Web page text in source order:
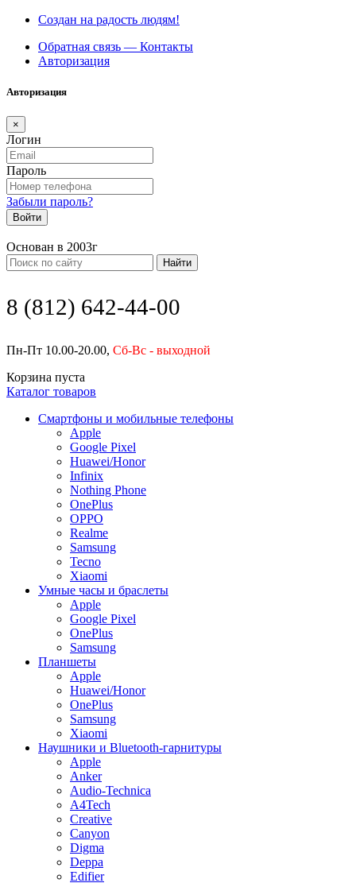
Создан на радость людям!
Обратная связь — Контакты
Авторизация
Авторизация
×
Логин
Пароль
Забыли пароль?
Войти
Основан в 2003г
Найти
8 (812) 642-44-00
Пн-Пт 10.00-20.00, Сб-Вс - выходной
Корзина пуста
Каталог товаров
Смартфоны и мобильные телефоны
Apple
Google Pixel
Huawei/Honor
Infinix
Nothing Phone
OnePlus
OPPO
Realme
Samsung
Tecno
Xiaomi
Умные часы и браслеты
Apple
Google Pixel
OnePlus
Samsung
Планшеты
Apple
Huawei/Honor
OnePlus
Samsung
Xiaomi
Наушники и Bluetooth-гарнитуры
Apple
Anker
Audio-Technica
A4Tech
Creative
Canyon
Digma
Deppa
Edifier